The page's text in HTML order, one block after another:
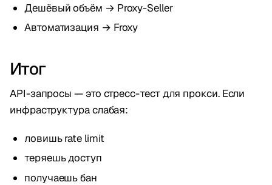
Дешёвый объём → Proxy-Seller
Автоматизация → Froxy
Итог
API-запросы — это стресс-тест для прокси. Если
инфраструктура слабая:
ловишь rate limit
теряешь доступ
получаешь бан